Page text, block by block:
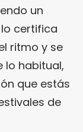
un
certifica
ritmo y se
lo habitual,
que estás
de